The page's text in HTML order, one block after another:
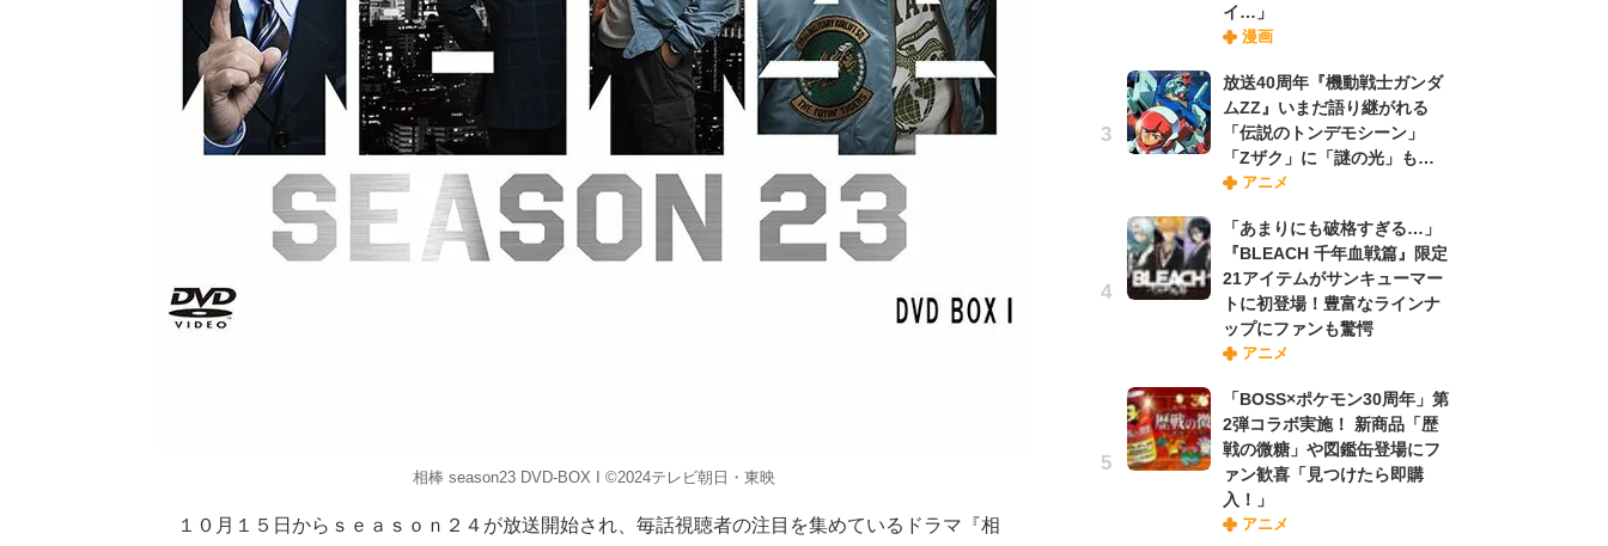
相棒 season23 DVD-BOX I ©2024テレビ朝日・東映
１０月１５日からｓｅａｓｏｎ２４が放送開始され、毎話視聴者の注目を集めているドラマ『相
イ…」
漫画
放送40周年『機動戦士ガンダ
ムZZ』いまだ語り継がれる
「伝説のトンデモシーン」
「Zザク」に「謎の光」も…
アニメ
「あまりにも破格すぎる…」
『BLEACH 千年血戦篇』限定
21アイテムがサンキューマー
トに初登場！豊富なラインナ
ップにファンも驚愕
アニメ
「BOSS×ポケモン30周年」第
2弾コラボ実施！ 新商品「歴
戦の微糖」や図鑑缶登場にフ
ァン歓喜「見つけたら即購
入！」
アニメ